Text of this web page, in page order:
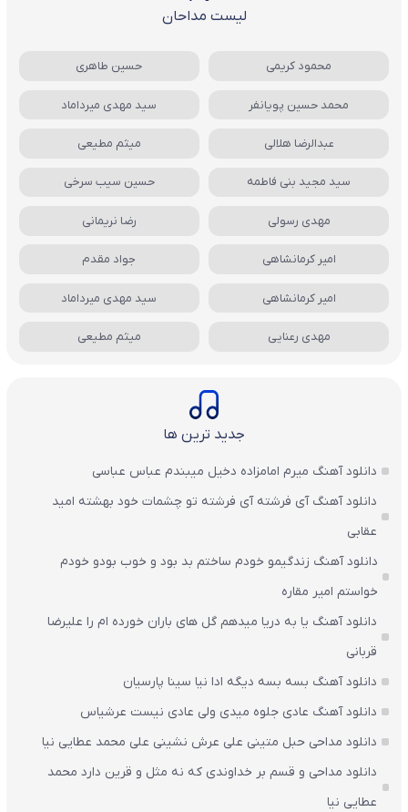
لیست مداحان
محمود کریمی حسین طاهری
محمد حسین پویانفر سید مهدی میرداماد
عبدالرضا هلالی میثم مطیعی
سید مجید بنی فاطمه حسین سیب سرخی
مهدی رسولی رضا نریمانی
امیر کرمانشاهی جواد مقدم
امیر کرمانشاهی سید مهدی میرداماد
مهدی رعنایی میثم مطیعی
جدید ترین ها
دانلود آهنگ میرم امامزاده دخیل میبندم عباس عباسی
دانلود آهنگ آی فرشته آی فرشته تو چشمات خود بهشته امید
عقابی
دانلود آهنگ زندگیمو خودم ساختم بد بود و خوب بودو خودم
خواستم امیر مقاره
دانلود آهنگ یا به دریا میدهم گل های باران‌ خورده ام را علیرضا
قربانی
دانلود آهنگ بسه بسه دیگه ادا نیا سینا پارسیان
دانلود آهنگ عادی جلوه میدی ولی عادی نیست عرشیاس
دانلود مداحی حبل متینی علی عرش نشینی علی محمد عطایی نیا
دانلود مداحی و قسم بر خداوندی که نه مثل و قرین دارد محمد
عطایی نیا